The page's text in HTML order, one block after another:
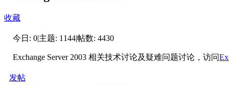
收藏
今日: 0|主题: 1144|帖数: 4430
Exchange Server 2003 相关技术讨论及疑难问题讨论，访问
发帖